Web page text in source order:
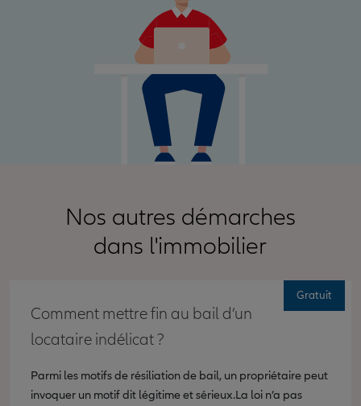
Nos autres démarches
dans l'immobilier
Comment mettre fin au bail d’un
locataire indélicat ?
Parmi les motifs de résiliation de bail, un propriétaire peut
invoquer un motif dit légitime et sérieux.La loi n’a pas
Gratuit